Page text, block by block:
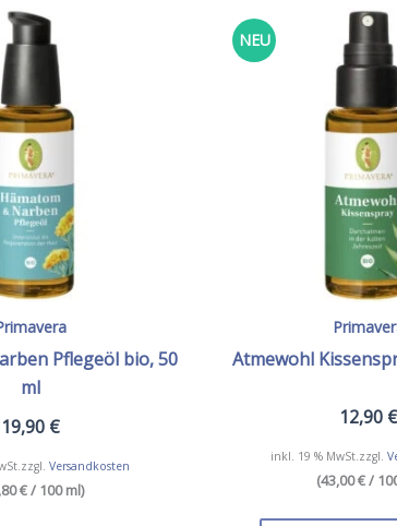
Pflegeöl bio, 50
ml
19,90 €
zzgl. Versandkosten
€ / 100 ml)
NEU
Atmewohl
12,90 €
inkl. 19 % MwSt.zzgl.
(43,00 € /